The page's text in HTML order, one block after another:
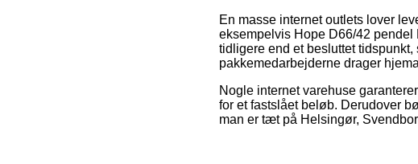
En masse internet outlets lover
eksempelvis Hope D66/42
tidligere end et besluttet
pakkemedarbejderne drager
Nogle internet varehuse
for et fastslået beløb. Derudover
man er tæt på Helsingør,